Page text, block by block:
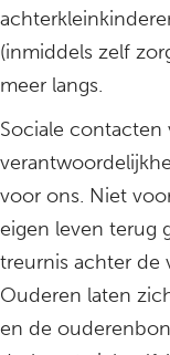
(inmiddels zelf
meer langs.
Sociale contacten
voor ons. Niet
eigen leven terug
treurnis achter de
Ouderen laten
en de